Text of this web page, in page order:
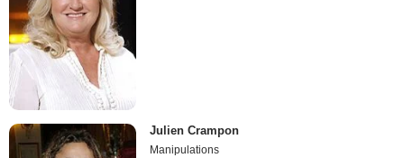
Julien Crampon
Manipulations